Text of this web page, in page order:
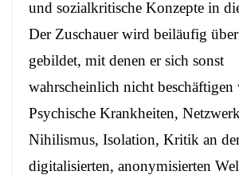
und sozialkritische Konzepte in
Der Zuschauer wird beiläufig
gebildet, mit denen er sich sonst
wahrscheinlich nicht beschäftigen
Psychische Krankheiten,
Nihilismus, Isolation, Kritik an
digitalisierten, anonymisierten